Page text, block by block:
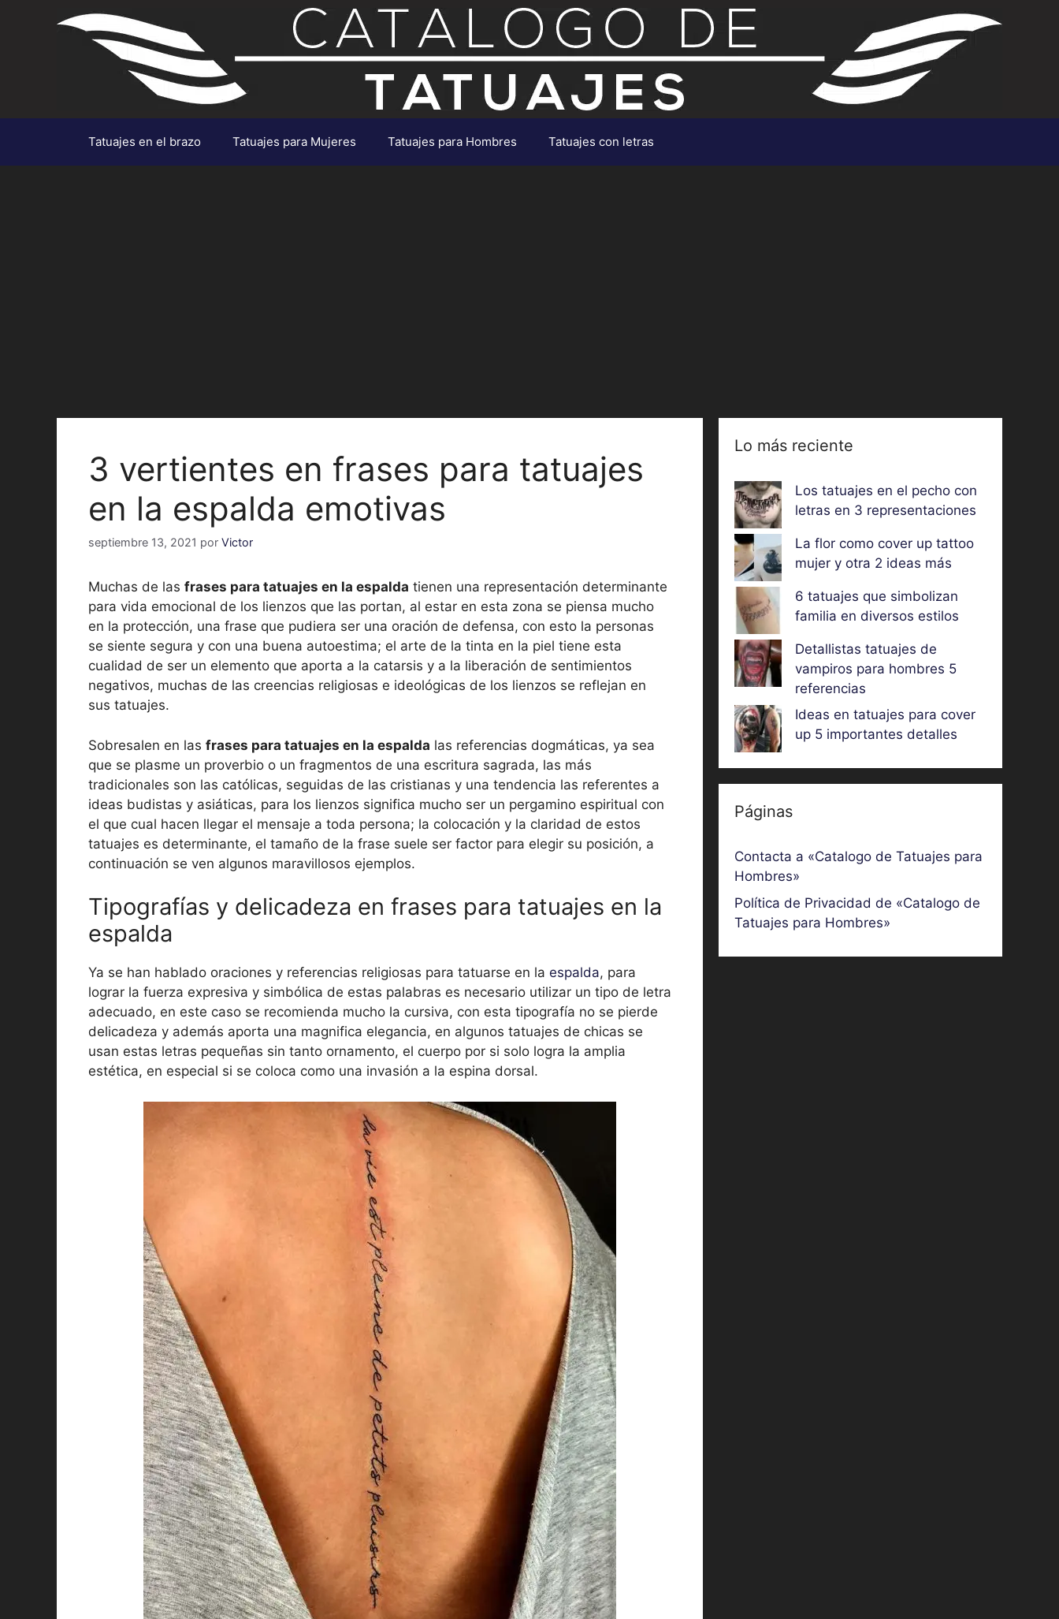
Tatuajes en el brazo Tatuajes para Mujeres Tatuajes para Hombres Tatuajes con letras
3 vertientes en frases para tatuajes
en la espalda emotivas
septiembre 13, 2021 por Victor
Muchas de las frases para tatuajes en la espalda tienen una representación determinante
para vida emocional de los lienzos que las portan, al estar en esta zona se piensa mucho
en la protección, una frase que pudiera ser una oración de defensa, con esto la personas
se siente segura y con una buena autoestima; el arte de la tinta en la piel tiene esta
cualidad de ser un elemento que aporta a la catarsis y a la liberación de sentimientos
negativos, muchas de las creencias religiosas e ideológicas de los lienzos se reflejan en
sus tatuajes.
Sobresalen en las frases para tatuajes en la espalda las referencias dogmáticas, ya sea
que se plasme un proverbio o un fragmentos de una escritura sagrada, las más
tradicionales son las católicas, seguidas de las cristianas y una tendencia las referentes a
ideas budistas y asiáticas, para los lienzos significa mucho ser un pergamino espiritual con
el que cual hacen llegar el mensaje a toda persona; la colocación y la claridad de estos
tatuajes es determinante, el tamaño de la frase suele ser factor para elegir su posición, a
continuación se ven algunos maravillosos ejemplos.
Tipografías y delicadeza en frases para tatuajes en la
espalda
Ya se han hablado oraciones y referencias religiosas para tatuarse en la espalda, para
lograr la fuerza expresiva y simbólica de estas palabras es necesario utilizar un tipo de letra
adecuado, en este caso se recomienda mucho la cursiva, con esta tipografía no se pierde
delicadeza y además aporta una magnifica elegancia, en algunos tatuajes de chicas se
usan estas letras pequeñas sin tanto ornamento, el cuerpo por si solo logra la amplia
estética, en especial si se coloca como una invasión a la espina dorsal.
Lo más reciente
Los tatuajes en el pecho con
letras en 3 representaciones
La flor como cover up tattoo
mujer y otra 2 ideas más
6 tatuajes que simbolizan
familia en diversos estilos
Detallistas tatuajes de
vampiros para hombres 5
referencias
Ideas en tatuajes para cover
up 5 importantes detalles
Páginas
Contacta a «Catalogo de Tatuajes para
Hombres»
Política de Privacidad de «Catalogo de
Tatuajes para Hombres»